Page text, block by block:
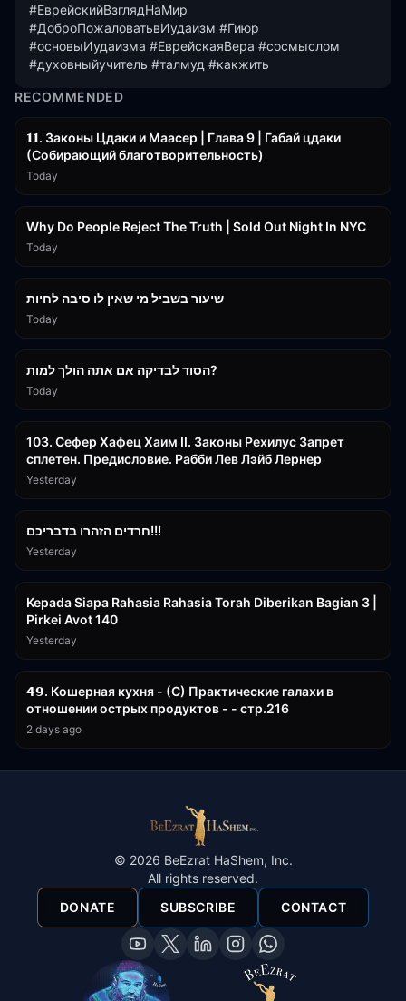
#ЕврейскийВзглядНаМир
#ДоброПожаловатьвИудаизм #Гиюр
#основыИудаизма #ЕврейскаяВера #сосмыслом
#духовныйучитель #талмуд #какжить
RECOMMENDED
𝟏𝟏. Законы Цдаки и Маасер | Глава 9 | Габай цдаки
(Собирающий благотворительность)
Today
Why Do People Reject The Truth | Sold Out Night In NYC
Today
שיעור בשביל מי שאין לו סיבה לחיות
Today
הסוד לבדיקה אם אתה הולך למות?
Today
103. Сефер Хафец Хаим II. Законы Рехилус Запрет
сплетен. Предисловие. Рабби Лев Лэйб Лернер
Yesterday
חרדים הזהרו בדבריכם!!!
Yesterday
Kepada Siapa Rahasia Rahasia Torah Diberikan Bagian 3 |
Pirkei Avot 140
Yesterday
𝟰𝟵. Кошерная кухня - (С) Практические галахи в
отношении острых продуктов - - стр.216
2 days ago
© 2026 BeEzrat HaShem, Inc.
All rights reserved.
DONATE
SUBSCRIBE CONTACT